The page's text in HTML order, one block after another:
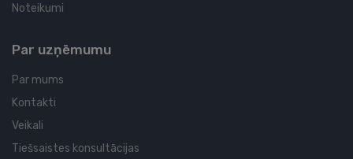
Noteikumi
Par uzņēmumu
Par mums
Kontakti
Veikali
Tiešsaistes konsultācijas